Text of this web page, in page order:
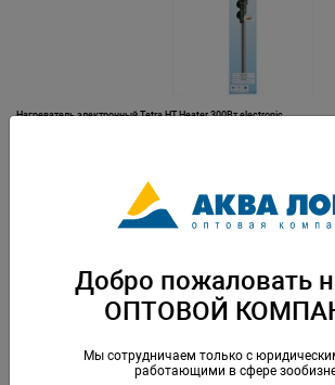
Нагреватель электронный Tetra HT Heater 300Вт electronic
Добро пожаловать
ОПТОВОЙ
Мы сотрудничаем только с
работающими в сфере